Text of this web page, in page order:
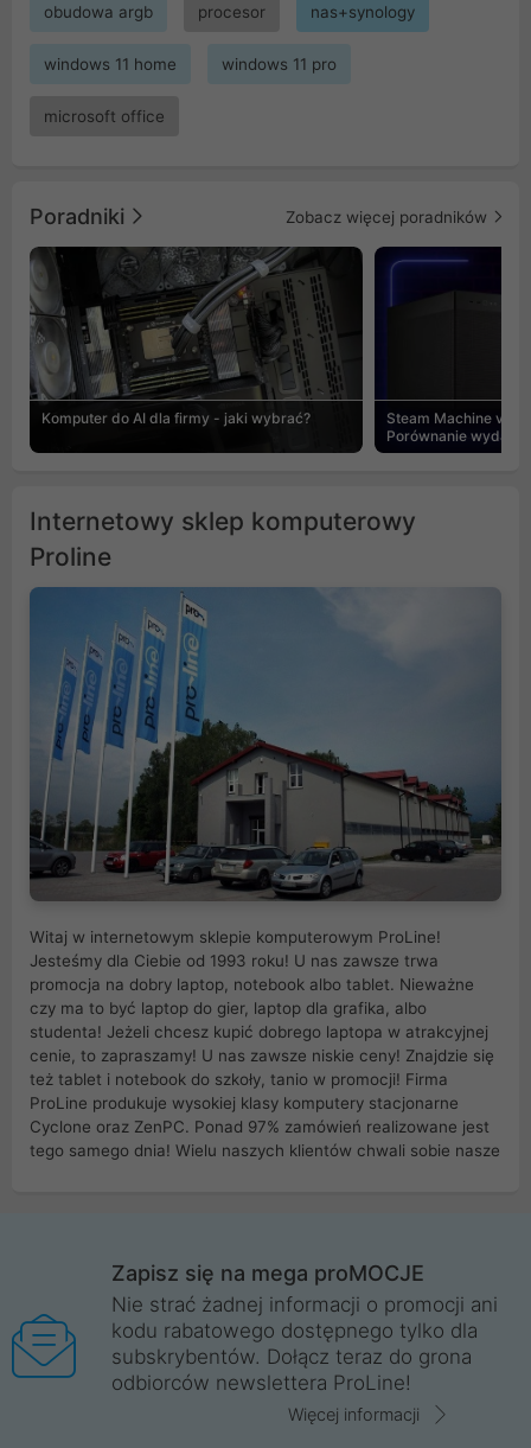
obudowa argb procesor nas+synology
windows 11 home windows 11 pro
microsoft office
Poradniki Zobacz więcej poradników
Komputer do AI dla firmy - jaki wybrać?
Steam Machine vs
Porównanie
Internetowy sklep komputerowy
Proline
Witaj w internetowym sklepie komputerowym ProLine!
Jesteśmy dla Ciebie od 1993 roku! U nas zawsze trwa
promocja na dobry laptop, notebook albo tablet. Nieważne
czy ma to być laptop do gier, laptop dla grafika, albo
studenta! Jeżeli chcesz kupić dobrego laptopa w atrakcyjnej
cenie, to zapraszamy! U nas zawsze niskie ceny! Znajdzie się
też tablet i notebook do szkoły, tanio w promocji! Firma
ProLine produkuje wysokiej klasy komputery stacjonarne
Cyclone oraz ZenPC. Ponad 97% zamówień realizowane jest
tego samego dnia! Wielu naszych klientów chwali sobie nasze
Wrocław, Poznań, Legnica, Katowice, Gliwice, Kalisz, Bytom,
Trzebnica, Opole. Szybka i profesjonalna obsługa!
ProLine to polska firma ze 100% polskim kapitałem. Działamy
legalnie i płacimy podatki w naszym kraju! Posiadamy siedzibę
główną w Mirkowie oraz salony na terenie kraju. Cała
komunikacja ze sklepem komputerowym ProLine jest
Zapisz się na mega proMOCJE
Nie strać żadnej informacji o promocji ani
kodu rabatowego dostępnego tylko dla
subskrybentów. Dołącz teraz do grona
odbiorców newslettera ProLine!
Więcej informacji